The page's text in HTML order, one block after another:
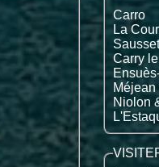
Carro
La
Carry
Méjean
Niolon